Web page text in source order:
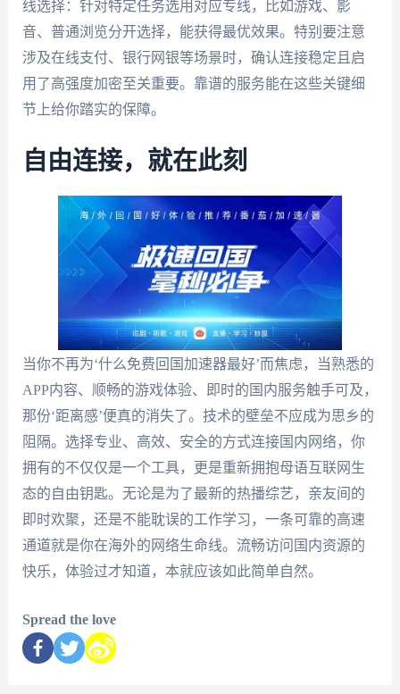
线选择：针对特定任务选用对应专线，比如游戏、影
音、普通浏览分开选择，能获得最优效果。特别要注意
涉及在线支付、银行网银等场景时，确认连接稳定且启
用了高强度加密至关重要。靠谱的服务能在这些关键细
节上给你踏实的保障。
自由连接，就在此刻
当你不再为‘什么免费回国加速器最好’而焦虑，当熟悉的
APP内容、顺畅的游戏体验、即时的国内服务触手可及，
那份‘距离感’便真的消失了。技术的壁垒不应成为思乡的
阻隔。选择专业、高效、安全的方式连接国内网络，你
拥有的不仅仅是一个工具，更是重新拥抱母语互联网生
态的自由钥匙。无论是为了最新的热播综艺，亲友间的
即时欢聚，还是不能耽误的工作学习，一条可靠的高速
通道就是你在海外的网络生命线。流畅访问国内资源的
快乐，体验过才知道，本就应该如此简单自然。
Spread the love